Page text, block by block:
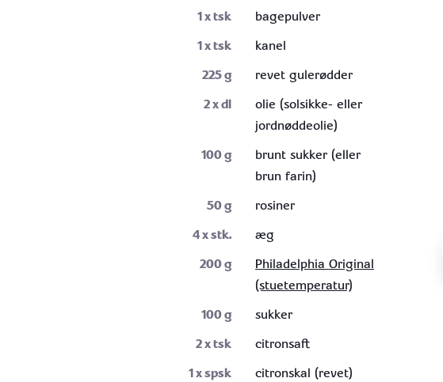
1x tsk
bagepulver
1x tsk
kanel
225g
revet gulerødder
2x dl
olie (solsikke- eller
jordnøddeolie)
100g
brunt sukker (eller
brun farin)
50g
rosiner
4x stk.
æg
200g
Philadelphia Original
(stuetemperatur)
100g
sukker
2x tsk
citronsaft
1x spsk
citronskal (revet)